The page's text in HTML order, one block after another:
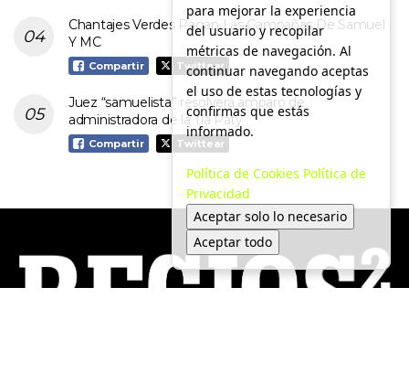
Chantajes Verdes Pagan Las Campañas De Samuel
Y MC
Compartir Twittear
Juez “samuelista” resolverá amparo de
administradora de la Tía Paty
Compartir Twittear
para mejorar la experiencia
del usuario y recopilar
métricas de navegación. Al
continuar navegando aceptas
el uso de estas tecnologías y
confirmas que estás
informado.
Política de Cookies Política de
Privacidad
Aceptar solo lo necesario
Aceptar todo